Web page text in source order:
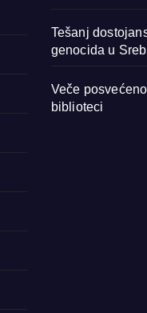
Tešanj
genocida u
Veče
biblioteci